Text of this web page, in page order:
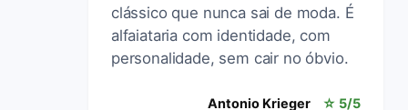
clássico que nunca sai de moda. É
alfaiataria com identidade, com
personalidade, sem cair no óbvio.
Antonio Krieger ☆ 5/5